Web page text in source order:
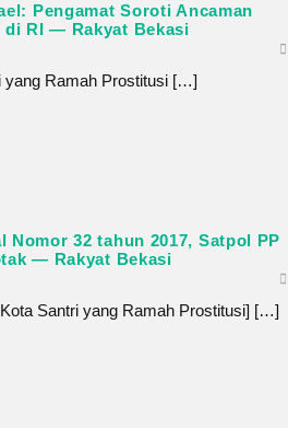
Pengamat Soroti Ancaman
di RI — Rakyat Bekasi
Ramah Prostitusi […]
Nomor 32 tahun 2017, Satpol PP
— Rakyat Bekasi
Santri yang Ramah Prostitusi] […]